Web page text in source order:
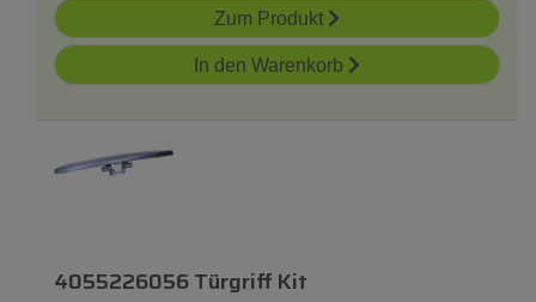
Zum Produkt
In den Warenkorb
4055226056 Türgriff Kit